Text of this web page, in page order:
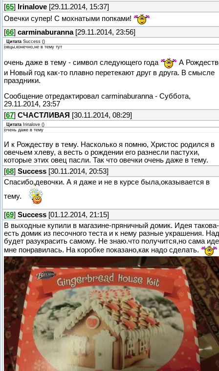
[65] Irinalove [29.11.2014, 15:37]
Овечки супер! С мохнатыми попками!
[66] carminaburanna[29.11.2014, 23:56]
Цитата Success ()
овцы,конечно,не в тему тут
очень даже в тему - символ следующего года
А
и Новый год как-то плавно перетекают друг в друга. В смысле
праздники.
Сообщение отредактировал carminaburanna - Суббота,
29.11.2014, 23:57
[67] СЧАСТЛИВАЯ [30.11.2014, 08:29]
Цитата Irinalove ()
очень даже в тему
И к Рождеству в тему. Насколько я помню, Христос родился в
овечьем хлеву, а весть о рождении его разнесли пастухи,
которые этих овец пасли. Так что овечки очень даже в тему.
[68] Success [30.11.2014, 20:53]
Спасибо,девочки. А я даже и не в курсе была,оказывается в
тему.
[69] Success [01.12.2014, 21:15]
В выходные купили в магазине-пряничный домик. Идея такова-
есть домик из песочного теста и к нему разные украшения.
будет разукрасить самому. Не знаю.что получится,но сама
мне понравилась. На коробке показано,как надо сделать.